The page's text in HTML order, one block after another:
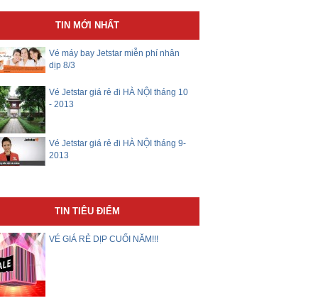
TIN MỚI NHẤT
Vé máy bay Jetstar miễn phí nhân
dịp 8/3
Vé Jetstar giá rẻ đi HÀ NỘI tháng 10
- 2013
Vé Jetstar giá rẻ đi HÀ NỘI tháng 9-
2013
TIN TIÊU ĐIỂM
VÉ GIÁ RẺ DỊP CUỐI NĂM!!!